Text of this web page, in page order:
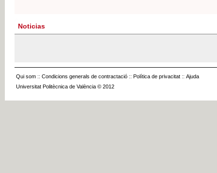
Noticias
Qui som :: Condicions generals de contractació :: Política de privacitat :: Ajuda
Universitat Politècnica de València © 2012